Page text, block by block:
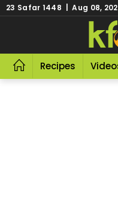
23 Safar 1448 | Aug 08,
Recipes